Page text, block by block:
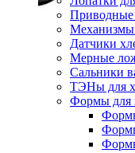
Приводные
Механизмы
Датчики
Мерные
Сальники
ТЭНы для
Формы для